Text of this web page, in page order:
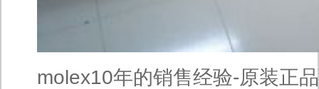
molex10年的销售经验-原装正